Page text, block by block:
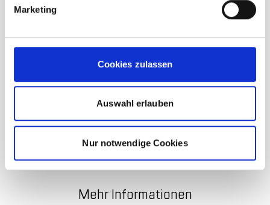
Marketing
Cookies zulassen
Auswahl erlauben
Nur notwendige Cookies
atmungsaktiv
geruchshemmend
temperaturregulierend
70 % Merinowolle / 30 %
Mehr Informationen